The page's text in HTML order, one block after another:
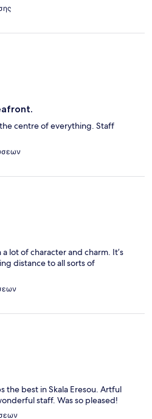
centre of everything. Staff
lot of character and charm. It’s
distance to all sorts of
the best in Skala Eresou. Artful
staff. Was so pleased!